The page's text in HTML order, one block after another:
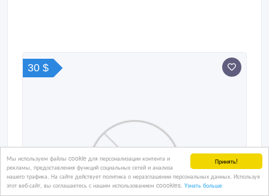
Принять!
Мы используем файлы cookie для персонализации контента и
рекламы, предоставления функций социальных сетей и анализа
нашего трафика. На сайте действует политика о неразглашении персональных данных. Используя
этот веб-сайт, вы соглашаетесь с нашим использованием coookies. Узнать больше
30 $